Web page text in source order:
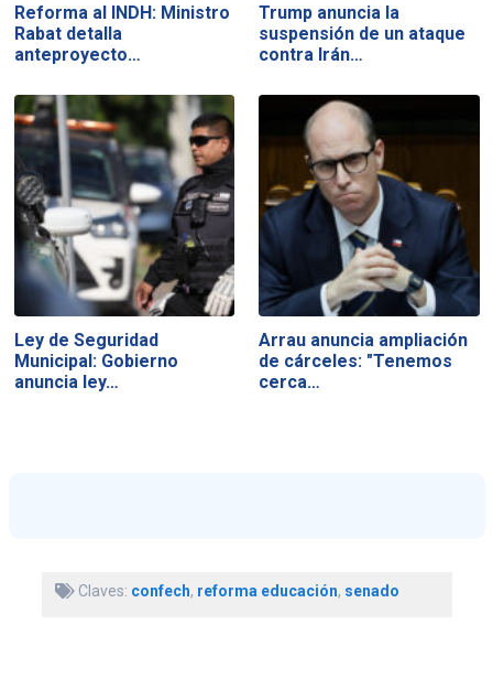
Reforma al INDH: Ministro
Rabat detalla
anteproyecto…
Trump anuncia la
suspensión de un ataque
contra Irán…
Ley de Seguridad
Municipal: Gobierno
anuncia ley…
Arrau anuncia ampliación
de cárceles: "Tenemos
cerca…
Claves: confech, reforma educación, senado